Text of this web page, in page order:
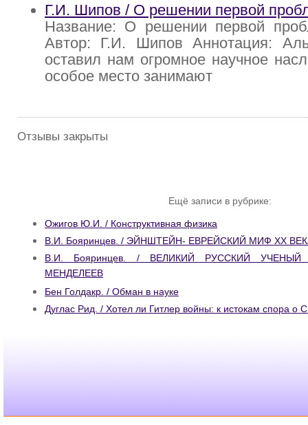
Г.И. Шипов / О решении первой
Название: О решении первой
Автор: Г.И. Шипов Аннотация:
оставил нам огромное научное
особое место занимают
Отзывы закрыты
Ещё записи в рубрике:
Ожигов Ю.И. / Конструктивная физика
В.И. Бояринцев. / ЭЙНШТЕЙН- ЕВРЕЙСКИЙ МИФ ХХ
В.И. Бояринцев. / ВЕЛИКИЙ РУССКИЙ
МЕНДЕЛЕЕВ
Бен Голдакр. / Обман в науке
Дуглас Рид. / Хотел ли Гитлер войны: к истокам спора о